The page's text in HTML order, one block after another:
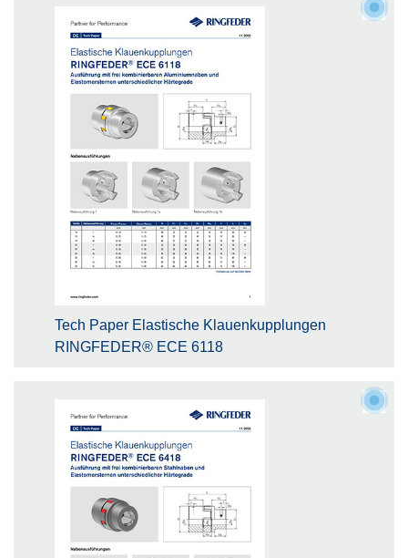
Tech Paper Elastische Klauenkupplungen
RINGFEDER® ECE 6118